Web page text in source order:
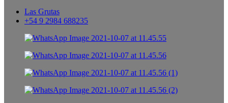
Las Grutas
+54 9 2984 688235